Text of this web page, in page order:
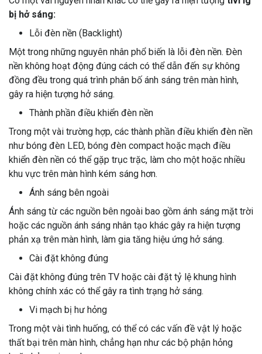
bị hở sáng:
Lỗi đèn nền (Backlight)
Một trong những nguyên nhân phổ biến là lỗi đèn nền. Đèn
nền không hoạt động đúng cách có thể dẫn đến sự không
đồng đều trong quá trình phân bố ánh sáng trên màn hình,
gây ra hiện tượng hở sáng.
Thành phần điều khiển đèn nền
Trong một vài trường hợp, các thành phần điều khiển đèn nền
như bóng đèn LED, bóng đèn compact hoặc mạch điều
khiển đèn nền có thể gặp trục trặc, làm cho một hoặc nhiều
khu vực trên màn hình kém sáng hơn.
Ánh sáng bên ngoài
Ánh sáng từ các nguồn bên ngoài bao gồm ánh sáng mặt trời
hoặc các nguồn ánh sáng nhân tạo khác gây ra hiện tượng
phản xạ trên màn hình, làm gia tăng hiệu ứng hở sáng.
Cài đặt không đúng
Cài đặt không đúng trên TV hoặc cài đặt tỷ lệ khung hình
không chính xác có thể gây ra tình trạng hở sáng.
Vi mạch bị hư hỏng
Trong một vài tình huống, có thể có các vấn đề vật lý hoặc
thất bại trên màn hình, chẳng hạn như các bộ phận hỏng